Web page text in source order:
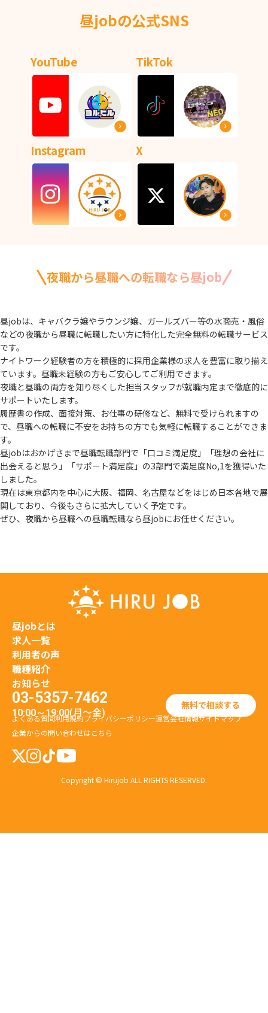
昼jobの公式SNS
YouTube TikTok
Instagram X
夜職から昼職への転職なら昼job
昼jobは、キャバクラ嬢やラウンジ嬢、ガールズバー等の水商売・風俗
などの夜職から昼職に転職したい方に特化した完全無料の転職サービス
です。
ナイトワーク経験者の方を積極的に採用企業様の求人を豊富に取り揃え
ています。 昼職未経験の方もご安心してご利用できます。
夜職と昼職の両方を知り尽くした担当スタッフが就職内定まで徹底的に
サポートいたします。
履歴書の作成、面接対策、お仕事の研修など、無料で受けられますの
で、 昼職への転職に不安をお持ちの方でも気軽に転職することができま
す。
昼jobはおかげさまで昼職転職部門で「口コミ満足度」「理想の会社に
出会えると思う」
「サポート満足度」の3部門で満足度No,1を獲得いた
しました。
現在は東京都内を中心に大阪、福岡、名古屋などをはじめ日本各地で展
開しており、 今後もさらに拡大していく予定です。
ぜひ、夜職から昼職への昼職転職なら昼jobにお任せください。
昼jobとは
求人一覧
利用者の声
職種紹介
お知らせ
03-5357-7462
10:00～19:00(月〜金) 無料で相談する
よくある質問利用規約プライバシーポリシー運営会社情報サイトマップ
企業からの問い合わせはこちら
Copyright © Hirujob ALL RIGHTS RESERVED.